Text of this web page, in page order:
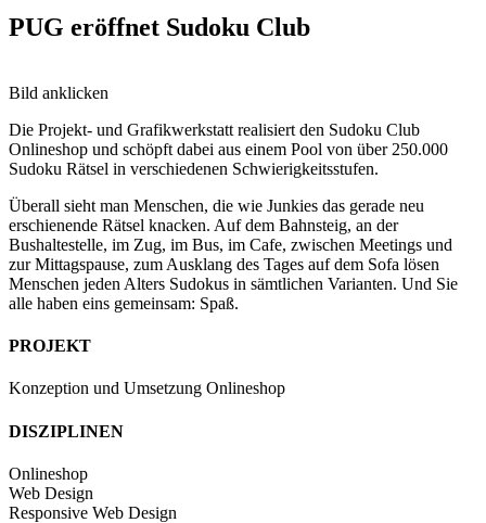
PUG eröffnet Sudoku Club
Bild anklicken
Die Projekt- und Grafikwerkstatt realisiert den Sudoku Club
Onlineshop und schöpft dabei aus einem Pool von über 250.000
Sudoku Rätsel in verschiedenen Schwierigkeitsstufen.
Überall sieht man Menschen, die wie Junkies das gerade neu
erschienende Rätsel knacken. Auf dem Bahnsteig, an der
Bushaltestelle, im Zug, im Bus, im Cafe, zwischen Meetings und
zur Mittagspause, zum Ausklang des Tages auf dem Sofa lösen
Menschen jeden Alters Sudokus in sämtlichen Varianten. Und Sie
alle haben eins gemeinsam: Spaß.
PROJEKT
Konzeption und Umsetzung Onlineshop
DISZIPLINEN
Onlineshop
Web Design
Responsive Web Design